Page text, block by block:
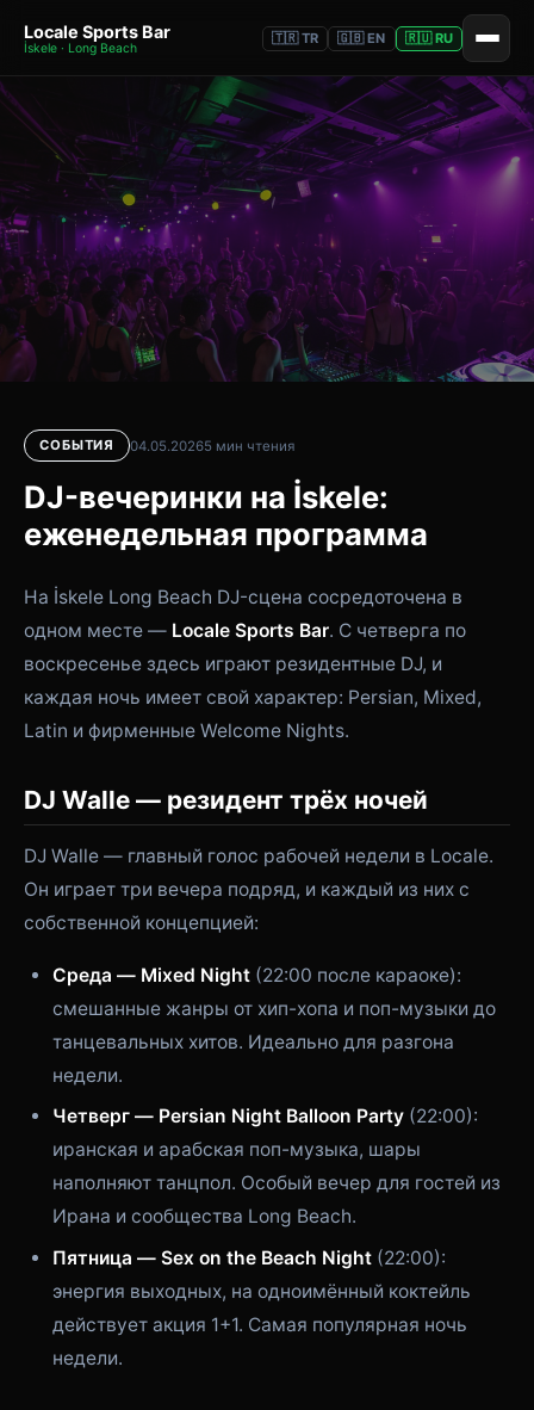
Locale Sports Bar
İskele · Long Beach
🇹🇷 TR 🇬🇧 EN 🇷🇺 RU
СОБЫТИЯ 04.05.20265 мин чтения
DJ-вечеринки на İskele:
еженедельная программа
На İskele Long Beach DJ-сцена сосредоточена в
одном месте — Locale Sports Bar. С четверга по
воскресенье здесь играют резидентные DJ, и
каждая ночь имеет свой характер: Persian, Mixed,
Latin и фирменные Welcome Nights.
DJ Walle — резидент трёх ночей
DJ Walle — главный голос рабочей недели в Locale.
Он играет три вечера подряд, и каждый из них с
собственной концепцией:
Среда — Mixed Night (22:00 после караоке):
смешанные жанры от хип-хопа и поп-музыки до
танцевальных хитов. Идеально для разгона
недели.
Четверг — Persian Night Balloon Party (22:00):
иранская и арабская поп-музыка, шары
наполняют танцпол. Особый вечер для гостей из
Ирана и сообщества Long Beach.
Пятница — Sex on the Beach Night (22:00):
энергия выходных, на одноимённый коктейль
действует акция 1+1. Самая популярная ночь
недели.